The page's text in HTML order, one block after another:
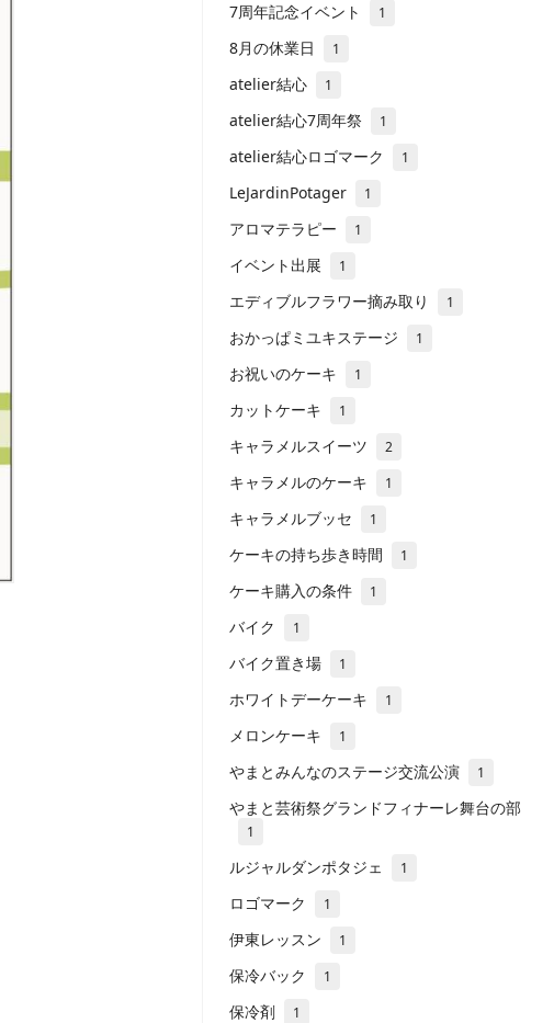
7周年記念イベント 1
8月の休業日 1
atelier結心 1
atelier結心7周年祭 1
atelier結心ロゴマーク 1
LeJardinPotager 1
アロマテラピー 1
イベント出展 1
エディブルフラワー摘み取り 1
おかっぱミユキステージ 1
お祝いのケーキ 1
カットケーキ 1
キャラメルスイーツ 2
キャラメルのケーキ 1
キャラメルブッセ 1
ケーキの持ち歩き時間 1
ケーキ購入の条件 1
バイク 1
バイク置き場 1
ホワイトデーケーキ 1
メロンケーキ 1
やまとみんなのステージ交流公演 1
やまと芸術祭グランドフィナーレ舞台の部
1
ルジャルダンポタジェ 1
ロゴマーク 1
伊東レッスン 1
保冷バック 1
保冷剤 1